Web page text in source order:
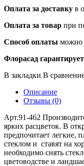
Оплата за доставку в
Оплата за товар при
Способ оплаты можно
Флорасад гарантирует
В закладки В
Описание
Отзывы (0)
Арт.91-462
ярких расцветок. В
предпочитает легкие,
стеклом и ставят на
необходимо снять
цветоводстве и